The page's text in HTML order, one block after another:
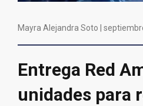
Mayra Alejandra Soto |
Entrega Red
unidades para